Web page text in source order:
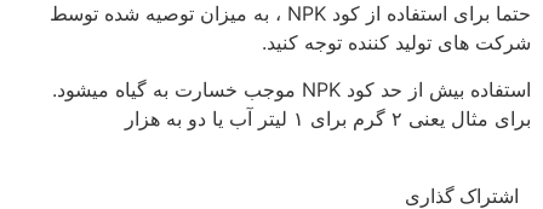
حتما برای استفاده از کود NPK ، به میزان توصیه شده توسط
شرکت های تولید کننده توجه کنید.
استفاده بیش از حد کود NPK موجب خسارت به گیاه میشود.
برای مثال یعنی ٢ گرم برای ۱ لیتر آب يا دو به هزار
اشتراک گذاری